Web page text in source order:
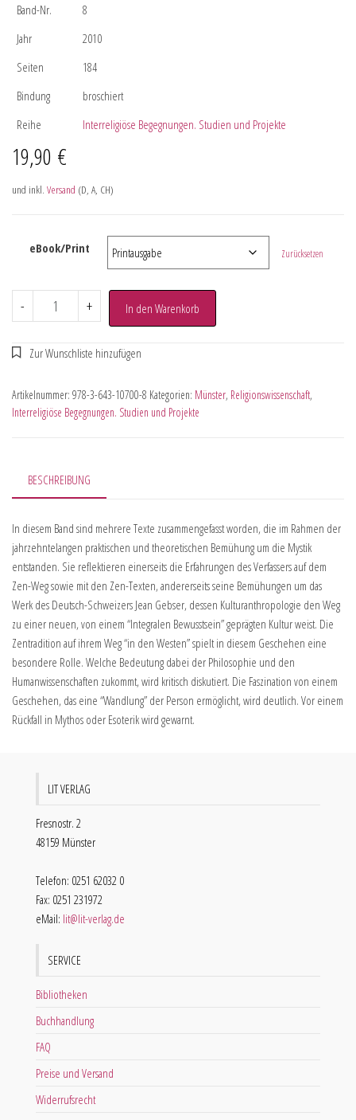
Band-Nr.
8
Jahr
2010
Seiten
184
Bindung
broschiert
Reihe
Interreligiöse Begegnungen. Studien und Projekte
19,90 €
und inkl. Versand (D, A, CH)
eBook/Print Zurücksetzen
- + In den Warenkorb
Artikelnummer: 978-3-643-10700-8 Kategorien: Münster, Religionswissenschaft,
Interreligiöse Begegnungen. Studien und Projekte
BESCHREIBUNG
In diesem Band sind mehrere Texte zusammengefasst worden, die im Rahmen der
jahrzehntelangen praktischen und theoretischen Bemühung um die Mystik
entstanden. Sie reflektieren einerseits die Erfahrungen des Verfassers auf dem
Zen-Weg sowie mit den Zen-Texten, andererseits seine Bemühungen um das
Werk des Deutsch-Schweizers Jean Gebser, dessen Kulturanthropologie den Weg
zu einer neuen, von einem “Integralen Bewusstsein” geprägten Kultur weist. Die
Zentradition auf ihrem Weg “in den Westen” spielt in diesem Geschehen eine
besondere Rolle. Welche Bedeutung dabei der Philosophie und den
Humanwissenschaften zukommt, wird kritisch diskutiert. Die Faszination von einem
Geschehen, das eine “Wandlung” der Person ermöglicht, wird deutlich. Vor einem
Rückfall in Mythos oder Esoterik wird gewarnt.
LIT VERLAG
Fresnostr. 2
48159 Münster
Telefon: 0251 62032 0
Fax: 0251 231972
eMail: lit@lit-verlag.de
SERVICE
Bibliotheken
Buchhandlung
FAQ
Preise und Versand
Widerrufsrecht